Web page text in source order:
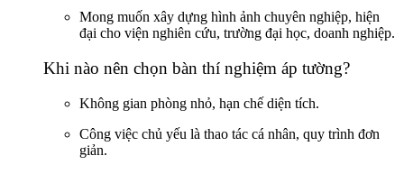
Mong muốn xây dựng hình ảnh chuyên nghiệp, hiện
đại cho viện nghiên cứu, trường đại học, doanh nghiệp.
Khi nào nên chọn bàn thí nghiệm áp tường?
Không gian phòng nhỏ, hạn chế diện tích.
Công việc chủ yếu là thao tác cá nhân, quy trình đơn
giản.